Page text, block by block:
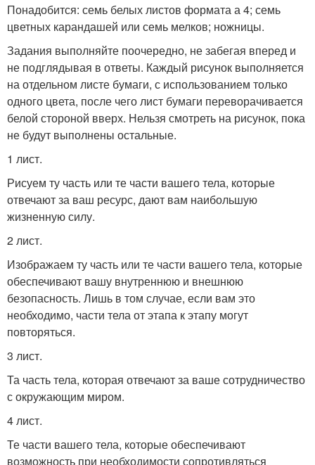
Понадобится: семь белых листов формата а 4; семь
цветных карандашей или семь мелков; ножницы.
Задания выполняйте поочередно, не забегая вперед и
не подглядывая в ответы. Каждый рисунок выполняется
на отдельном листе бумаги, с использованием только
одного цвета, после чего лист бумаги переворачивается
белой стороной вверх. Нельзя смотреть на рисунок, пока
не будут выполнены остальные.
1 лист.
Рисуем ту часть или те части вашего тела, которые
отвечают за ваш ресурс, дают вам наибольшую
жизненную силу.
2 лист.
Изображаем ту часть или те части вашего тела, которые
обеспечивают вашу внутреннюю и внешнюю
безопасность. Лишь в том случае, если вам это
необходимо, части тела от этапа к этапу могут
повторяться.
3 лист.
Та часть тела, которая отвечают за ваше сотрудничество
с окружающим миром.
4 лист.
Те части вашего тела, которые обеспечивают
возможность при необходимости сопротивляться